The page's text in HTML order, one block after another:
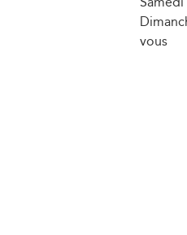
vous